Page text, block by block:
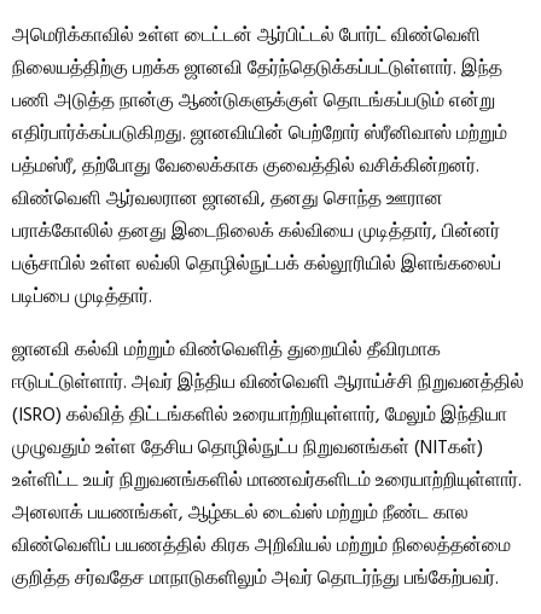
அமெரிக்காவில் உள்ள டைட்டன் ஆர்பிட்டல் போர்ட் விண்வெளி
நிலையத்திற்கு பறக்க ஜானவி தேர்ந்தெடுக்கப்பட்டுள்ளார். இந்த
பணி அடுத்த நான்கு ஆண்டுகளுக்குள் தொடங்கப்படும் என்று
எதிர்பார்க்கப்படுகிறது. ஜானவியின் பெற்றோர் ஸ்ரீனிவாஸ் மற்றும்
பத்மஸ்ரீ, தற்போது வேலைக்காக குவைத்தில் வசிக்கின்றனர்.
விண்வெளி ஆர்வலரான ஜானவி, தனது சொந்த ஊரான
பராக்கோலில் தனது இடைநிலைக் கல்வியை முடித்தார், பின்னர்
பஞ்சாபில் உள்ள லவ்லி தொழில்நுட்பக் கல்லூரியில் இளங்கலைப்
படிப்பை முடித்தார்.
ஜானவி கல்வி மற்றும் விண்வெளித் துறையில் தீவிரமாக
ஈடுபட்டுள்ளார். அவர் இந்திய விண்வெளி ஆராய்ச்சி நிறுவனத்தில்
(ISRO) கல்வித் திட்டங்களில் உரையாற்றியுள்ளார், மேலும் இந்தியா
முழுவதும் உள்ள தேசிய தொழில்நுட்ப நிறுவனங்கள் (NITகள்)
உள்ளிட்ட உயர் நிறுவனங்களில் மாணவர்களிடம் உரையாற்றியுள்ளார்.
அனலாக் பயணங்கள், ஆழ்கடல் டைவ்ஸ் மற்றும் நீண்ட கால
விண்வெளிப் பயணத்தில் கிரக அறிவியல் மற்றும் நிலைத்தன்மை
குறித்த சர்வதேச மாநாடுகளிலும் அவர் தொடர்ந்து பங்கேற்பவர்.